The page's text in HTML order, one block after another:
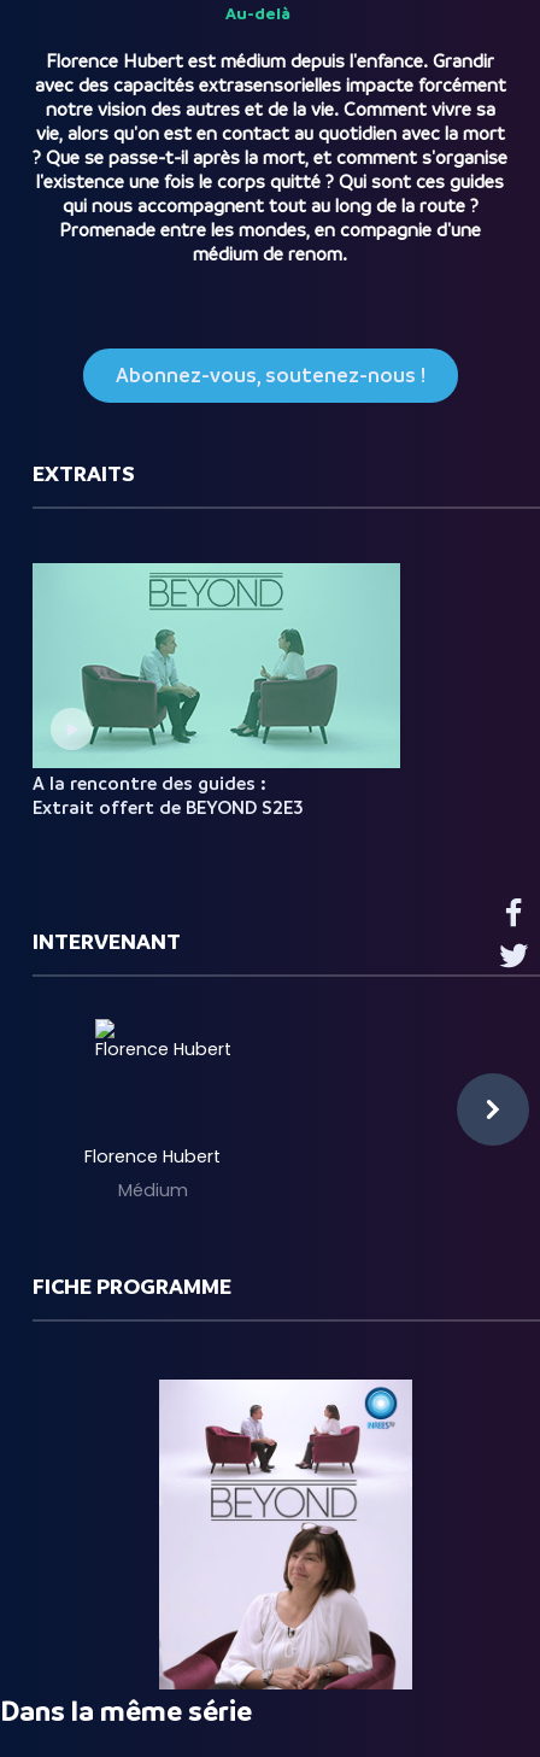
Au-delà
Florence Hubert est médium depuis l'enfance. Grandir
avec des capacités extrasensorielles impacte forcément
notre vision des autres et de la vie. Comment vivre sa
vie, alors qu'on est en contact au quotidien avec la mort
? Que se passe-t-il après la mort, et comment s'organise
l'existence une fois le corps quitté ? Qui sont ces guides
qui nous accompagnent tout au long de la route ?
Promenade entre les mondes, en compagnie d'une
médium de renom.
Abonnez-vous, soutenez-nous !
EXTRAITS
A la rencontre des guides :
Extrait offert de BEYOND S2E3
INTERVENANT
Florence Hubert
Médium
FICHE PROGRAMME
Dans la même série